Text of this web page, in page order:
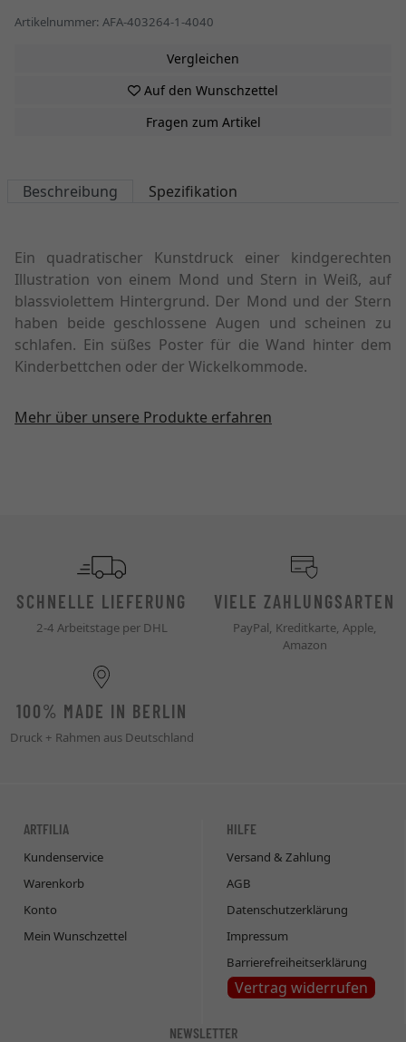
Artikelnummer: AFA-403264-1-4040
Vergleichen
Auf den Wunschzettel
Fragen zum Artikel
Beschreibung Spezifikation
Ein quadratischer Kunstdruck einer kindgerechten
Illustration von einem Mond und Stern in Weiß, auf
blassviolettem Hintergrund. Der Mond und der Stern
haben beide geschlossene Augen und scheinen zu
schlafen. Ein süßes Poster für die Wand hinter dem
Kinderbettchen oder der Wickelkommode.
Mehr über unsere Produkte erfahren
SCHNELLE LIEFERUNG
2-4 Arbeitstage per DHL
VIELE ZAHLUNGSARTEN
PayPal, Kreditkarte, Apple,
Amazon
100% MADE IN BERLIN
Druck + Rahmen aus Deutschland
ARTFILIA
Kundenservice
Warenkorb
Konto
Mein Wunschzettel
HILFE
Versand & Zahlung
AGB
Datenschutzerklärung
Impressum
Barrierefreiheitserklärung
Vertrag widerrufen
NEWSLETTER